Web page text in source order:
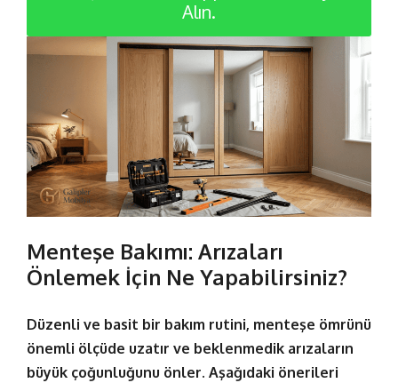
Alın.
Menteşe Bakımı: Arızaları
Önlemek İçin Ne Yapabilirsiniz?
Düzenli ve basit bir bakım rutini, menteşe ömrünü
önemli ölçüde uzatır ve beklenmedik arızaların
büyük çoğunluğunu önler. Aşağıdaki önerileri